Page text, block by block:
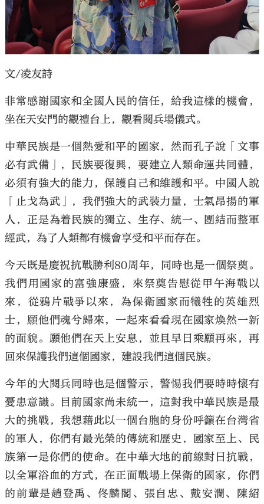
文/凌友詩
非常感謝國家和全國人民的信任，給我這樣的機會，
坐在天安門的觀禮台上，觀看閱兵場儀式。
中華民族是一個熱愛和平的國家，然而孔子說「文事
必有武備」，民族要復興，要建立人類命運共同體，
必須有強大的能力，保護自己和維護和平。中國人說
「止戈為武」，我們強大的武裝力量，士氣昂揚的軍
人，正是為着民族的獨立、生存、統一、團結而整軍
經武，為了人類都有機會享受和平而存在。
今天既是慶祝抗戰勝利80周年，同時也是一個祭奠。
我們用國家的富強康盛，來祭奠告慰從甲午海戰以
來，從鴉片戰爭以來，為保衛國家而犧牲的英雄烈
士，願他們魂兮歸來，一起來看看現在國家煥然一新
的面貌。願他們在天上安息，並且早日乘願再來，再
回來保護我們這個國家，建設我們這個民族。
今年的大閱兵同時也是個警示，警惕我們要時時懷有
憂患意識。目前國家尚未統一，這對我中華民族是最
大的挑戰，我想藉此以一個台胞的身份呼籲在台灣省
的軍人，你們有最光榮的傳統和歷史，國家至上、民
族第一是你們的使命。在中華大地的前線對日抗戰，
以全軍浴血的方式，在正面戰場上保衛的國家，你們
的前輩是趙登禹、佟麟閣、張自忠、戴安瀾、陳紹